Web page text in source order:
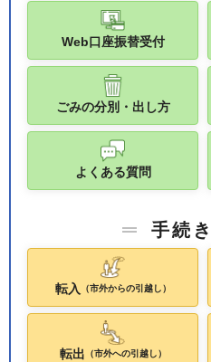
Web口座振替受付
ごみの分別・出し方
よくある質問
手続
転入 （市外からの引越し）
転出 （市外への引越し）